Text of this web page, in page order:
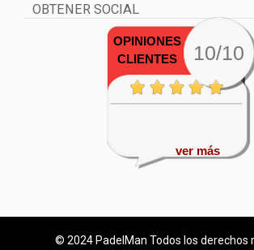
OBTENER SOCIAL
OPINIONES
CLIENTES
10/10
ver más
© 2024 PadelMan Todos los derechos